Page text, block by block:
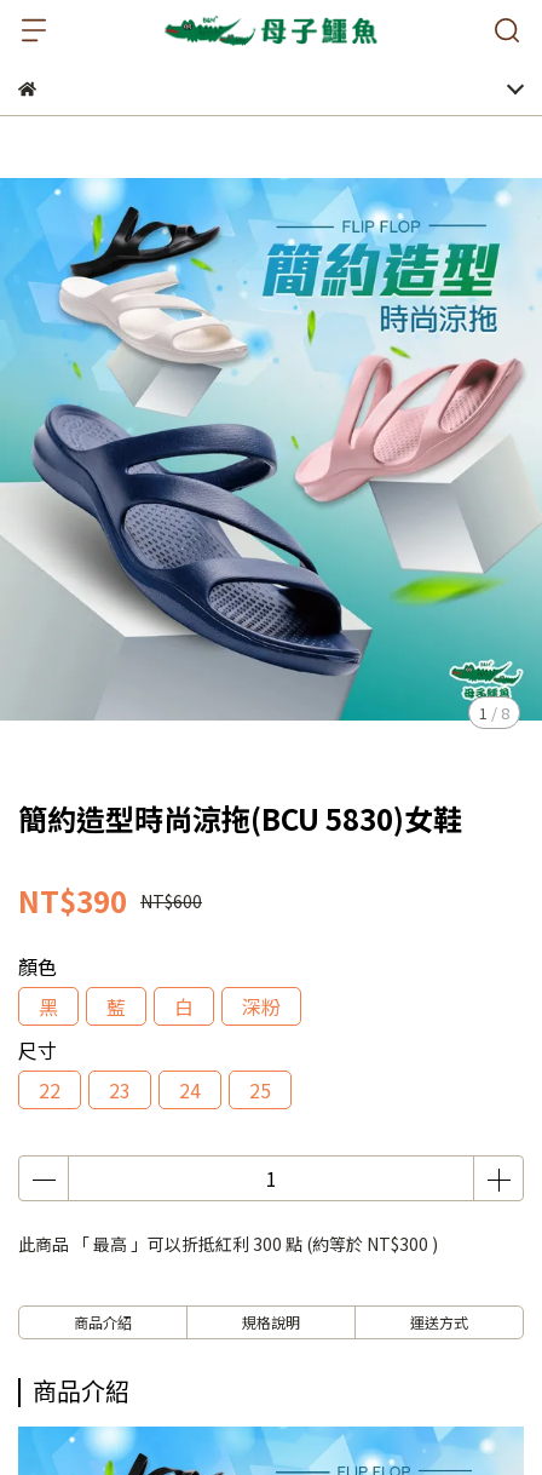
1 / 8
簡約造型時尚涼拖(BCU 5830)女鞋
NT$390 NT$600
顏色
黑
藍 白
深粉
尺寸
22
23 24 25
此商品 「 最高 」可以折抵紅利 300 點 (約等於 NT$300 )
商品介紹 規格說明 運送方式
商品介紹